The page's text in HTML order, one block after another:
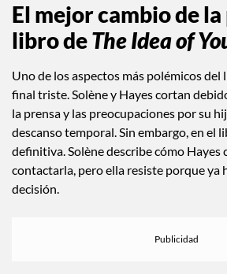
El mejor cambio de
libro deThe Idea of
Uno de los aspectos más polémicos del
final triste. Solène y Hayes cortan
la prensa y las preocupaciones por su
descanso temporal. Sin embargo, en el
definitiva. Solène describe cómo
contactarla, pero ella resiste porque ya
decisión.